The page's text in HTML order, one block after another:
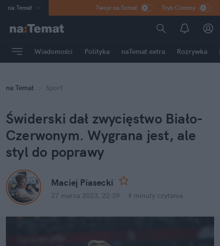
na:Temat
Poland
mama
Rozrywka
Twoje na:Temat Tryb Ciemny
Wiadomości Polityka naTemat extra Rozrywka
na:Temat Sport
Świderski dał zwycięstwo Biało-
Czerwonym. Wygrana jest, ale
styl do poprawy
Maciej Piasecki
27 marca 2023, 22:39 4 minuty czytania